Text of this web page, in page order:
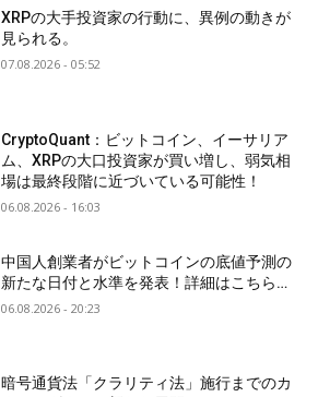
XRPの大手投資家の行動に、異例の動きが
見られる。
07.08.2026 - 05:52
CryptoQuant：ビットコイン、イーサリア
ム、XRPの大口投資家が買い増し、弱気相
場は最終段階に近づいている可能性！
06.08.2026 - 16:03
中国人創業者がビットコインの底値予測の
新たな日付と水準を発表！詳細はこちら…
06.08.2026 - 20:23
暗号通貨法「クラリティ法」施行までのカ